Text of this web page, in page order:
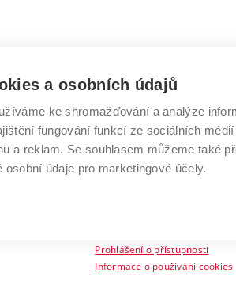
VYSOKÉ UČENÍ
Antonínská 548/1
602 00 Brno
Prohlášení o přístupnosti
Informace o používání cookies
a osobních údajů
ke shromažďování a analýze
fungování funkcí ze sociálních
a reklam. Se souhlasem můžeme také
osobní údaje pro marketingové účely.